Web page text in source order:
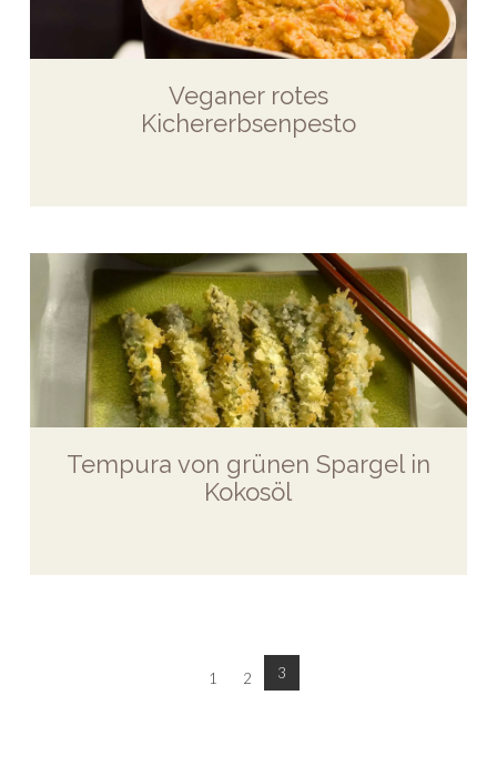
Veganer rotes
Kichererbsenpesto
Tempura von grünen Spargel in
Kokosöl
1 2 3